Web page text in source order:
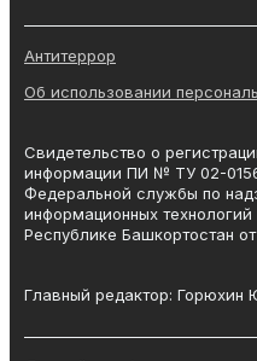
Антитеррор
Об использовании
Свидетельство о
информации ПИ № ТУ 02-
Федеральной службы по
информационных
Республике Башкортостан от
Главный редактор: Горюхин